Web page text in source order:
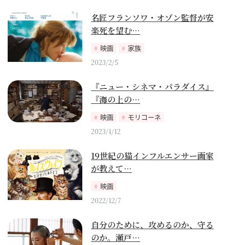
名匠フランソワ・オゾン監督が安
楽死を望む…
映画
家族
2023/2/5
『ニュー・シネマ・パラダイス』
『海の上の…
映画
モリコーネ
2023/1/12
19世紀の猫インフルエンサー画家
が教えて…
映画
2022/12/7
自分のために、攻めるのか、守る
のか。瀬戸…